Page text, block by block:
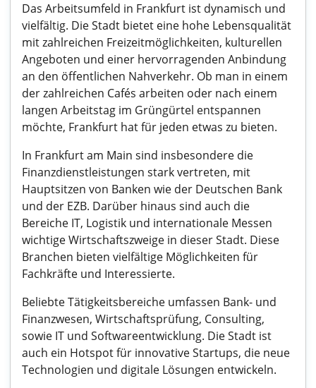
Das Arbeitsumfeld in Frankfurt ist dynamisch und
vielfältig. Die Stadt bietet eine hohe Lebensqualität
mit zahlreichen Freizeitmöglichkeiten, kulturellen
Angeboten und einer hervorragenden Anbindung
an den öffentlichen Nahverkehr. Ob man in einem
der zahlreichen Cafés arbeiten oder nach einem
langen Arbeitstag im Grüngürtel entspannen
möchte, Frankfurt hat für jeden etwas zu bieten.
In Frankfurt am Main sind insbesondere die
Finanzdienstleistungen stark vertreten, mit
Hauptsitzen von Banken wie der Deutschen Bank
und der EZB. Darüber hinaus sind auch die
Bereiche IT, Logistik und internationale Messen
wichtige Wirtschaftszweige in dieser Stadt. Diese
Branchen bieten vielfältige Möglichkeiten für
Fachkräfte und Interessierte.
Beliebte Tätigkeitsbereiche umfassen Bank- und
Finanzwesen, Wirtschaftsprüfung, Consulting,
sowie IT und Softwareentwicklung. Die Stadt ist
auch ein Hotspot für innovative Startups, die neue
Technologien und digitale Lösungen entwickeln.